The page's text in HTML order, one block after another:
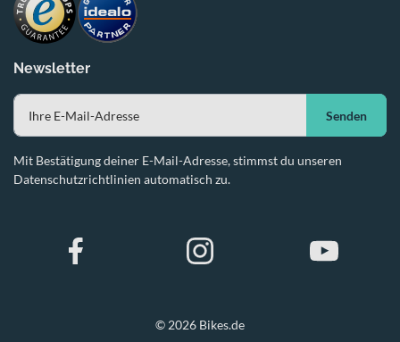
Newsletter
Senden
Mit Bestätigung deiner E-Mail-Adresse, stimmst du unseren
Datenschutzrichtlinien automatisch zu.
© 2026 Bikes.de